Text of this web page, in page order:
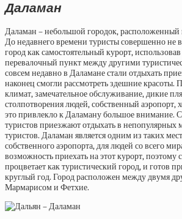
Даламан
Даламан – небольшой городок, расположенный
До недавнего времени туристы совершенно не
город как самостоятельный курорт,
перевалочный пункт между другими
совсем недавно в Даламане стали отдыхать
наконец смогли рассмотреть здешние красоты.
климат, замечательное обслуживание, дикие
столпотворения людей, собственный аэропорт,
это привлекло к Даламану большое внимание.
туристов приезжают отдыхать в непопулярных
туристов. Даламан является одним из таких
собственного аэропорта, для людей со всего
возможность приехать на этот курорт, поэтому
процветает как туристический город, и готов
круглый год. Город расположен между двумя
Мармарисом и Фетхие.